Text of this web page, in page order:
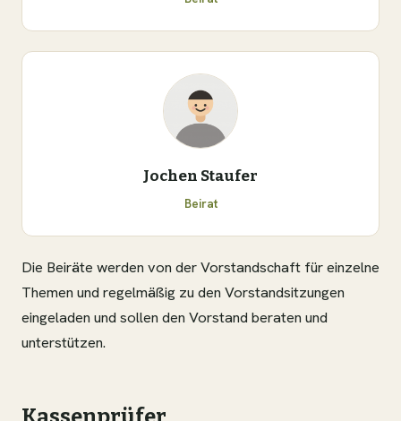
Jochen Staufer
Beirat
Die Beiräte werden von der Vorstandschaft für einzelne
Themen und regelmäßig zu den Vorstandsitzungen
eingeladen und sollen den Vorstand beraten und
unterstützen.